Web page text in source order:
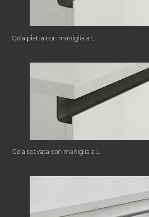
Gola piatta con maniglia a L
Gola scavata con maniglia a L